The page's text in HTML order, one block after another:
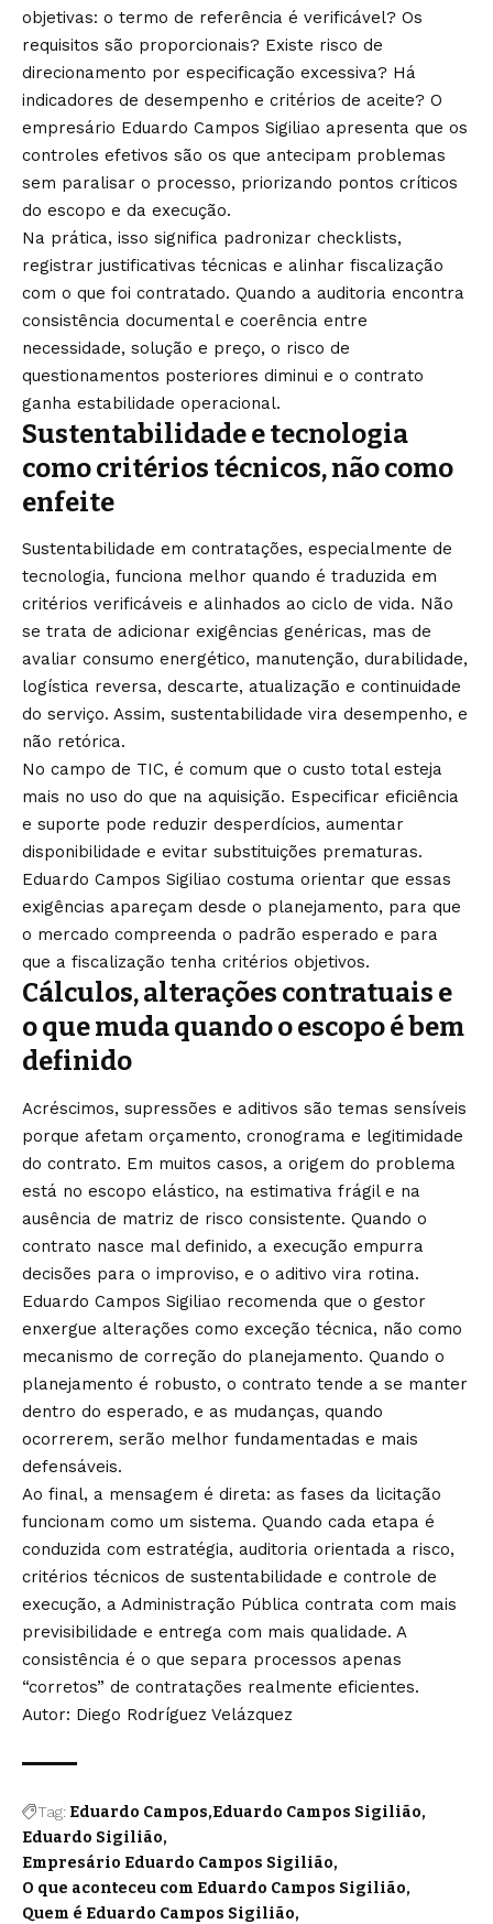
objetivas: o termo de referência é verificável? Os
requisitos são proporcionais? Existe risco de
direcionamento por especificação excessiva? Há
indicadores de desempenho e critérios de aceite? O
empresário Eduardo Campos Sigiliao apresenta que os
controles efetivos são os que antecipam problemas
sem paralisar o processo, priorizando pontos críticos
do escopo e da execução.
Na prática, isso significa padronizar checklists,
registrar justificativas técnicas e alinhar fiscalização
com o que foi contratado. Quando a auditoria encontra
consistência documental e coerência entre
necessidade, solução e preço, o risco de
questionamentos posteriores diminui e o contrato
ganha estabilidade operacional.
Sustentabilidade e tecnologia
como critérios técnicos, não como
enfeite
Sustentabilidade em contratações, especialmente de
tecnologia, funciona melhor quando é traduzida em
critérios verificáveis e alinhados ao ciclo de vida. Não
se trata de adicionar exigências genéricas, mas de
avaliar consumo energético, manutenção, durabilidade,
logística reversa, descarte, atualização e continuidade
do serviço. Assim, sustentabilidade vira desempenho, e
não retórica.
No campo de TIC, é comum que o custo total esteja
mais no uso do que na aquisição. Especificar eficiência
e suporte pode reduzir desperdícios, aumentar
disponibilidade e evitar substituições prematuras.
Eduardo Campos Sigiliao costuma orientar que essas
exigências apareçam desde o planejamento, para que
o mercado compreenda o padrão esperado e para
que a fiscalização tenha critérios objetivos.
Cálculos, alterações contratuais e
o que muda quando o escopo é bem
definido
Acréscimos, supressões e aditivos são temas sensíveis
porque afetam orçamento, cronograma e legitimidade
do contrato. Em muitos casos, a origem do problema
está no escopo elástico, na estimativa frágil e na
ausência de matriz de risco consistente. Quando o
contrato nasce mal definido, a execução empurra
decisões para o improviso, e o aditivo vira rotina.
Eduardo Campos Sigiliao recomenda que o gestor
enxergue alterações como exceção técnica, não como
mecanismo de correção do planejamento. Quando o
planejamento é robusto, o contrato tende a se manter
dentro do esperado, e as mudanças, quando
ocorrerem, serão melhor fundamentadas e mais
defensáveis.
Ao final, a mensagem é direta: as fases da licitação
funcionam como um sistema. Quando cada etapa é
conduzida com estratégia, auditoria orientada a risco,
critérios técnicos de sustentabilidade e controle de
execução, a Administração Pública contrata com mais
previsibilidade e entrega com mais qualidade. A
consistência é o que separa processos apenas
“corretos” de contratações realmente eficientes.
Autor: Diego Rodríguez Velázquez
Tag: Eduardo Campos Eduardo Campos Sigilião
Eduardo Sigilião
Empresário Eduardo Campos Sigilião
O que aconteceu com Eduardo Campos Sigilião
Quem é Eduardo Campos Sigilião